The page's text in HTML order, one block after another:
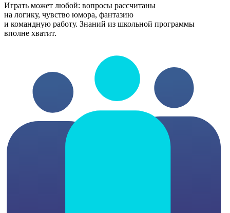
Играть может любой: вопросы рассчитаны
на логику, чувство юмора, фантазию
и командную работу. Знаний из школьной программы
вполне хватит.